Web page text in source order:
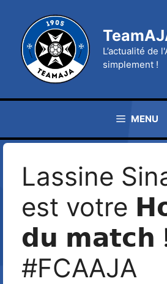
contenu
L’actualité de
simplement !
MENU
Lassine
est votre
𝗱𝘂 𝗺𝗮𝘁𝗰𝗵
#FCAAJA